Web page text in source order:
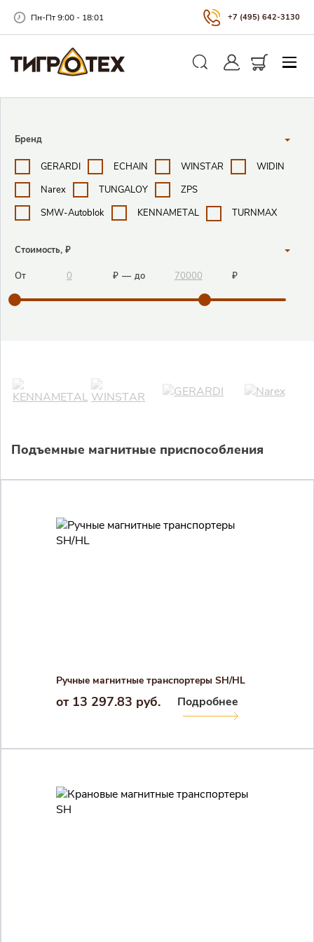
Пн-Пт 9:00 - 18:01 +7 (495) 642-3130
Подъемные магнитные приспособления
Ручные магнитные транспортеры SH/HL
от 13 297.83 руб. Подробнее
Бренд
GERARDI ECHAIN WINSTAR
WIDIN
Narex
TUNGALOY
ZPS
SMW-Autoblok
KENNAMETAL TURNMAX
Стоимость, ₽
От ₽ — до ₽